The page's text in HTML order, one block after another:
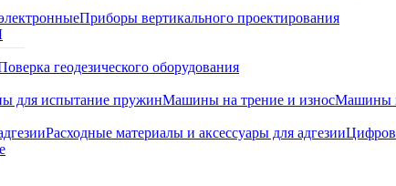
Приборы вертикального проектирования
геодезического оборудования
для испытание пружинМашины на трение и износМашины
Расходные материалы и аксессуары для адгезии